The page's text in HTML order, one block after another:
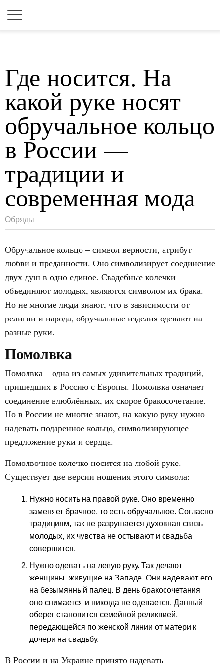
Где носится. На
какой руке носят
обручальное кольцо
в России —
традиции и
современная мода
Обряды
Обручальное кольцо – символ верности, атрибут
любви и преданности. Оно символизирует соединение
двух душ в одно единое. Свадебные колечки
объединяют молодых, являются символом их брака.
Но не многие люди знают, что в зависимости от
религии и народа, обручальные изделия одевают на
разные руки.
Помолвка
Помолвка – одна из самых удивительных традиций,
пришедших в Россию с Европы. Помолвка означает
соединение влюблённых, их скорое бракосочетание.
Но в России не многие знают, на какую руку нужно
надевать подаренное кольцо, символизирующее
предложение руки и сердца.
Помолвочное колечко носится на любой руке.
Существует две версии ношения этого символа:
Нужно носить на правой руке. Оно временно
заменяет брачное, то есть обручальное. Согласно
традициям, так не разрушается духовная связь
молодых, их чувства не остывают и свадьба
совершится.
Нужно одевать на левую руку. Так делают
женщины, живущие на Западе. Они надевают его
на безымянный палец. В день бракосочетания
оно снимается и никогда не одевается. Данный
оберег становится семейной реликвией,
передающейся по женской линии от матери к
дочери на свадьбу.
В России и на Украине принято надевать